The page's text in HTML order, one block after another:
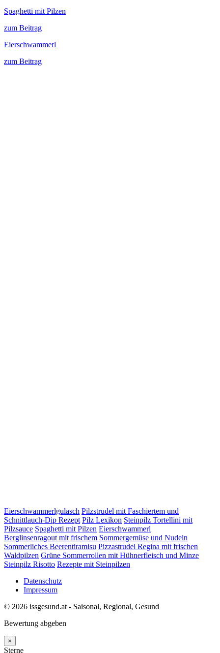
Spaghetti mit Pilzen
zum Beitrag
Eierschwammerl
zum Beitrag
Eierschwammerlgulasch Pilzstrudel mit Faschiertem und
Schnittlauch-Dip Rezept Pilz Lexikon Steinpilz Tortellini mit
Pilzsauce Spaghetti mit Pilzen Eierschwammerl
Berglinsenragout mit frischem Sommergemüse und Nudeln
Sommerliches Beerentiramisu Pizzastrudel Regina mit frischen
Waldpilzen Grüne Sommerrollen mit Hühnerfleisch und Minze
Steinpilz Risotto Rezepte mit Steinpilzen
Datenschutz
Impressum
© 2026 issgesund.at - Saisonal, Regional, Gesund
Bewertung abgeben
×
Sterne